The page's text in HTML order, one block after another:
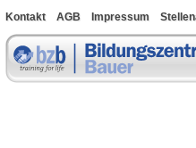
Kontakt AGB Impressum
Bewerberportal